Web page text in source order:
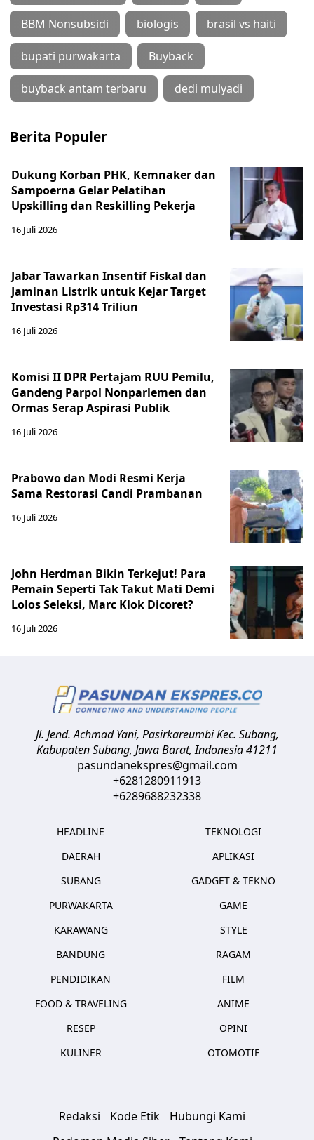
BBM Nonsubsidi biologis brasil vs haiti
bupati purwakarta Buyback
buyback antam terbaru dedi mulyadi
Berita Populer
Dukung Korban PHK, Kemnaker dan
Sampoerna Gelar Pelatihan
Upskilling dan Reskilling Pekerja
16 Juli 2026
Jabar Tawarkan Insentif Fiskal dan
Jaminan Listrik untuk Kejar Target
Investasi Rp314 Triliun
16 Juli 2026
Komisi II DPR Pertajam RUU Pemilu,
Gandeng Parpol Nonparlemen dan
Ormas Serap Aspirasi Publik
16 Juli 2026
Prabowo dan Modi Resmi Kerja
Sama Restorasi Candi Prambanan
16 Juli 2026
John Herdman Bikin Terkejut! Para
Pemain Seperti Tak Takut Mati Demi
Lolos Seleksi, Marc Klok Dicoret?
16 Juli 2026
Jl. Jend. Achmad Yani, Pasirkareumbi Kec. Subang,
Kabupaten Subang, Jawa Barat,Indonesia41211
pasundanekspres@gmail.com
+6281280911913
+6289688232338
HEADLINE
DAERAH
SUBANG
PURWAKARTA
KARAWANG
BANDUNG
PENDIDIKAN
FOOD & TRAVELING
RESEP
KULINER
TEKNOLOGI
APLIKASI
GADGET & TEKNO
GAME
STYLE
RAGAM
FILM
ANIME
OPINI
OTOMOTIF
Redaksi Kode Etik
Hubungi Kami